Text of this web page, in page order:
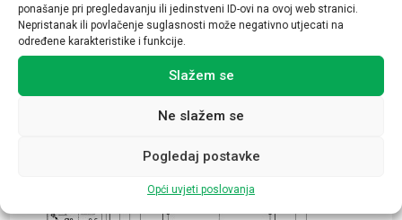
ponašanje pri pregledavanju ili jedinstveni ID-ovi na ovoj web stranici.
Nepristanak ili povlačenje suglasnosti može negativno utjecati na
određene karakteristike i funkcije.
Slažem se
Ne slažem se
Pogledaj postavke
Opći uvjeti poslovanja
Povezani proizvodi